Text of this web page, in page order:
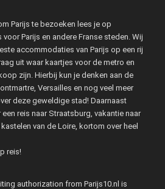
Parijs te bezoeken lees je op
Parijs en andere Franse steden. Wij
accommodaties van Parijs op een rij
uit waar kaartjes voor de metro en
zijn. Hierbij kun je denken aan de
Versailles en nog veel meer
deze geweldige stad! Daarnaast
reis naar Straatsburg, vakantie naar
van de Loire, kortom over heel
reis!
authorization from Parijs10.nl is